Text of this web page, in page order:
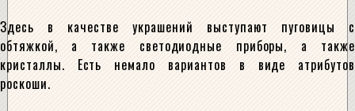
Здесь в качестве украшений выступают пуговицы с
обтяжкой, а также светодиодные приборы, а также
кристаллы. Есть немало вариантов в виде атрибутов
роскоши.